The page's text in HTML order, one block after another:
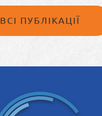
ВСІ ПУБЛІКАЦІЇ